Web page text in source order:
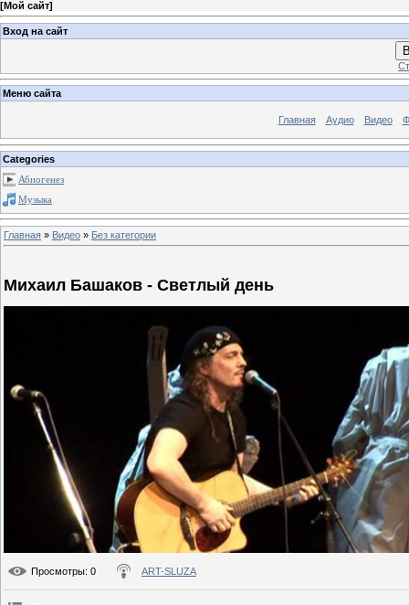
[Мой сайт]
Вход на сайт
Меню сайта
Главная Аудио Видео
Categories
Абиогенез
Музыка
Главная » Видео » Без категории
Михаил Башаков - Светлый день
Просмотры: 0 ART-SLUZA